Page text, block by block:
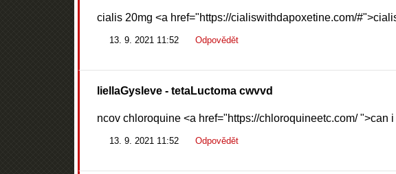
cialis 20mg <a href="https://cialiswithdapoxetine.com/
13. 9. 2021 11:52 Odpovědět
liellaGysleve- tetaLuctoma cwvvd
ncov chloroquine <a href="https://chloroquineetc.com/ ">can
13. 9. 2021 11:52 Odpovědět